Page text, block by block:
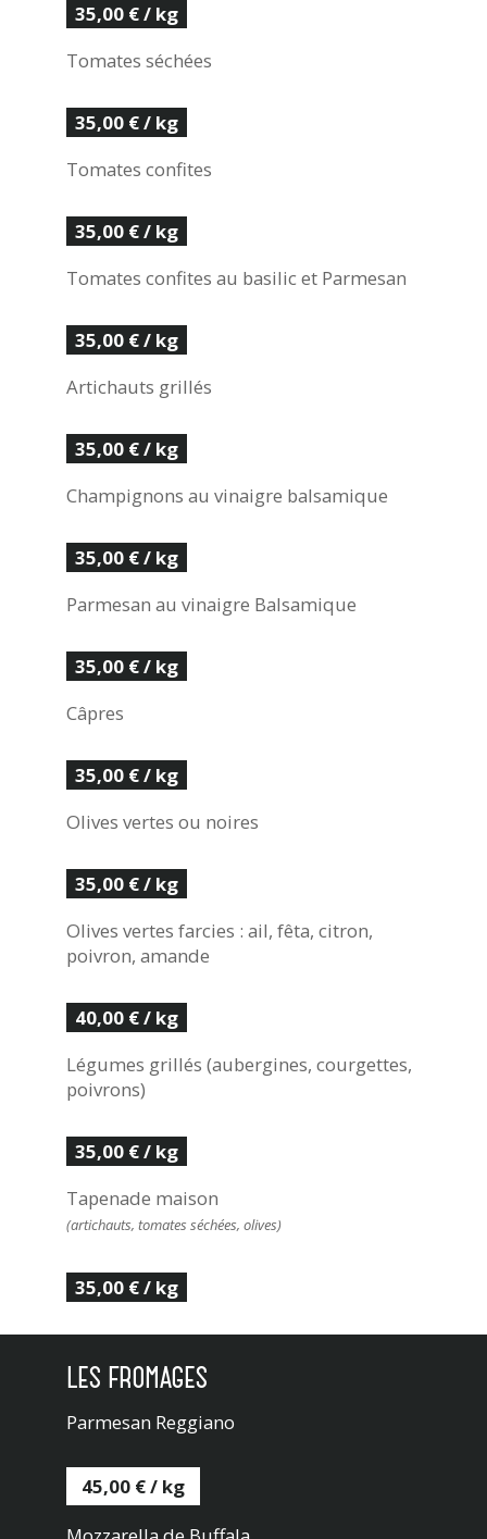
35,00 € / kg
Tomates séchées
35,00 € / kg
Tomates confites
35,00 € / kg
Tomates confites au basilic et Parmesan
35,00 € / kg
Artichauts grillés
35,00 € / kg
Champignons au vinaigre balsamique
35,00 € / kg
Parmesan au vinaigre Balsamique
35,00 € / kg
Câpres
35,00 € / kg
Olives vertes ou noires
35,00 € / kg
Olives vertes farcies : ail, fêta, citron,
poivron, amande
40,00 € / kg
Légumes grillés (aubergines, courgettes,
poivrons)
35,00 € / kg
Tapenade maison
(artichauts, tomates séchées, olives)
35,00 € / kg
LES FROMAGES
Parmesan Reggiano
45,00 € / kg